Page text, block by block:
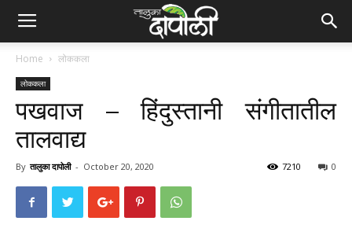
Home लोककला
लोककला
पखवाज – हिंदुस्तानी संगीतातील
तालवाद्य
By तालुका दापोली - October 20, 2020 0
7210